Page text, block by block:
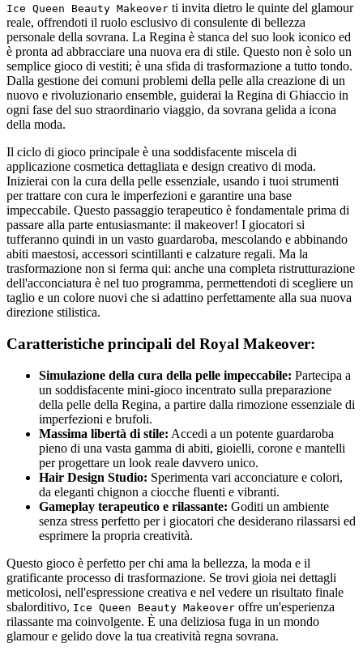
Ice Queen Beauty Makeover ti invita dietro le quinte del glamour
reale, offrendoti il ruolo esclusivo di consulente di bellezza
personale della sovrana. La Regina è stanca del suo look iconico ed
è pronta ad abbracciare una nuova era di stile. Questo non è solo un
semplice gioco di vestiti; è una sfida di trasformazione a tutto tondo.
Dalla gestione dei comuni problemi della pelle alla creazione di un
nuovo e rivoluzionario ensemble, guiderai la Regina di Ghiaccio in
ogni fase del suo straordinario viaggio, da sovrana gelida a icona
della moda.
Il ciclo di gioco principale è una soddisfacente miscela di
applicazione cosmetica dettagliata e design creativo di moda.
Inizierai con la cura della pelle essenziale, usando i tuoi strumenti
per trattare con cura le imperfezioni e garantire una base
impeccabile. Questo passaggio terapeutico è fondamentale prima di
passare alla parte entusiasmante: il makeover! I giocatori si
tufferanno quindi in un vasto guardaroba, mescolando e abbinando
abiti maestosi, accessori scintillanti e calzature regali. Ma la
trasformazione non si ferma qui: anche una completa ristrutturazione
dell'acconciatura è nel tuo programma, permettendoti di scegliere un
taglio e un colore nuovi che si adattino perfettamente alla sua nuova
direzione stilistica.
Caratteristiche principali del Royal Makeover:
Simulazione della cura della pelle impeccabile: Partecipa a
un soddisfacente mini-gioco incentrato sulla preparazione
della pelle della Regina, a partire dalla rimozione essenziale di
imperfezioni e brufoli.
Massima libertà di stile: Accedi a un potente guardaroba
pieno di una vasta gamma di abiti, gioielli, corone e mantelli
per progettare un look reale davvero unico.
Hair Design Studio: Sperimenta vari acconciature e colori,
da eleganti chignon a ciocche fluenti e vibranti.
Gameplay terapeutico e rilassante: Goditi un ambiente
senza stress perfetto per i giocatori che desiderano rilassarsi ed
esprimere la propria creatività.
Questo gioco è perfetto per chi ama la bellezza, la moda e il
gratificante processo di trasformazione. Se trovi gioia nei dettagli
meticolosi, nell'espressione creativa e nel vedere un risultato finale
sbalorditivo, Ice Queen Beauty Makeover offre un'esperienza
rilassante ma coinvolgente. È una deliziosa fuga in un mondo
glamour e gelido dove la tua creatività regna sovrana.